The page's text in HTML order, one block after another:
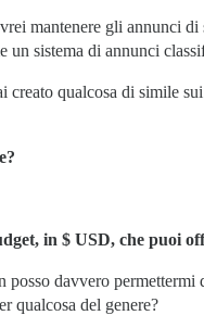
mantenere gli annunci
un sistema di annunci
creato qualcosa di simile
in $ USD, che puoi
posso davvero
qualcosa del genere?